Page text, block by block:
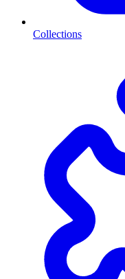
Collections